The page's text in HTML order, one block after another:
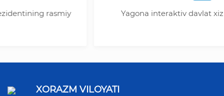
rasmiy Yagona interaktiv davlat xizmatlari
XORAZM VILOYATI